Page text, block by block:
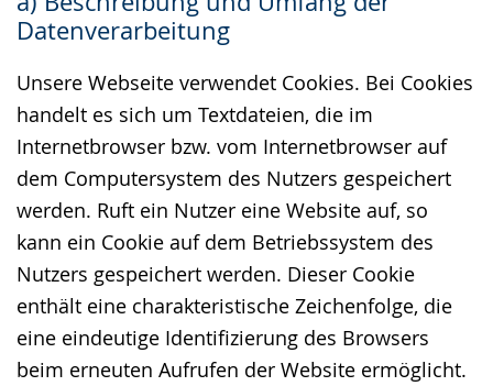
Datenverarbeitung
Unsere Webseite verwendet Cookies. Bei Cookies
handelt es sich um Textdateien, die im
Internetbrowser bzw. vom Internetbrowser auf
dem Computersystem des Nutzers gespeichert
werden. Ruft ein Nutzer eine Website auf, so
kann ein Cookie auf dem Betriebssystem des
Nutzers gespeichert werden. Dieser Cookie
enthält eine charakteristische Zeichenfolge, die
eine eindeutige Identifizierung des Browsers
beim erneuten Aufrufen der Website ermöglicht.
wechseln.
Deutscher
wird
angezeigt.